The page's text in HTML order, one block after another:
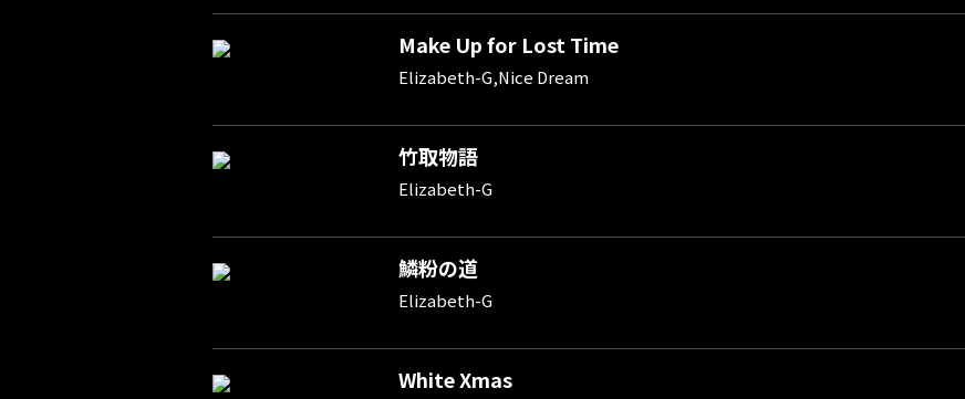
Make Up for Lost Time
Elizabeth-G,Nice Dream
竹取物語
Elizabeth-G
鱗粉の道
Elizabeth-G
White Xmas